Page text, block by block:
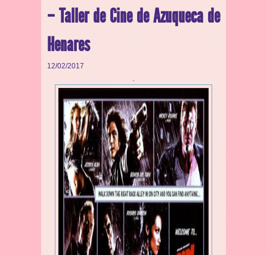
– Taller de Cine de Azuqueca de
Henares
12/02/2017